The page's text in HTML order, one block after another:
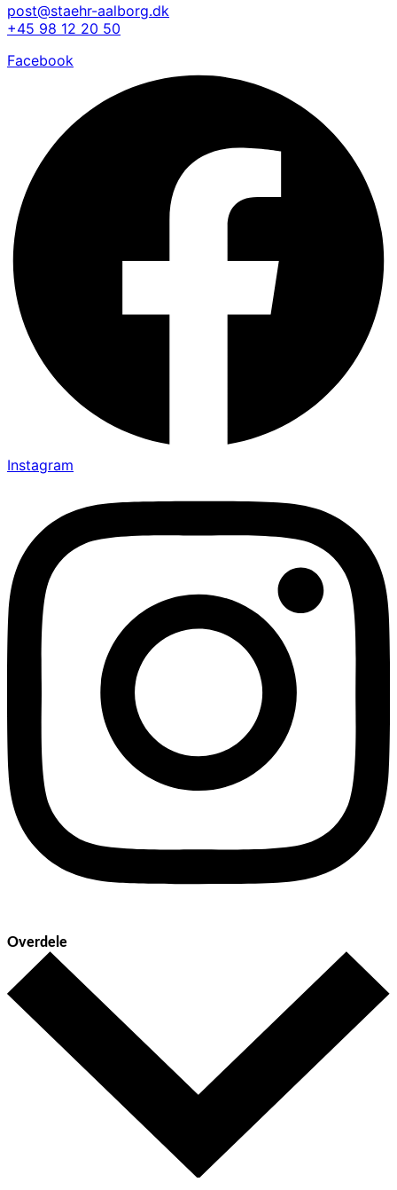
post@staehr-aalborg.dk
+45 98 12 20 50
Facebook
Instagram
Overdele